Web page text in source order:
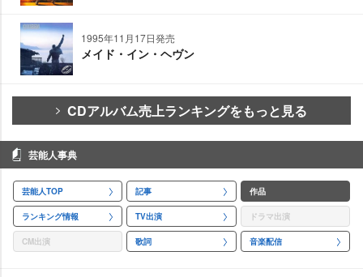
1995年11月17日発売
メイド・イン・ヘヴン
CDアルバム売上ランキングをもっと見る
芸能人事典
芸能人TOP 記事 作品
ランキング情報 TV出演 ドラマ出演
CM出演 歌詞 音楽配信